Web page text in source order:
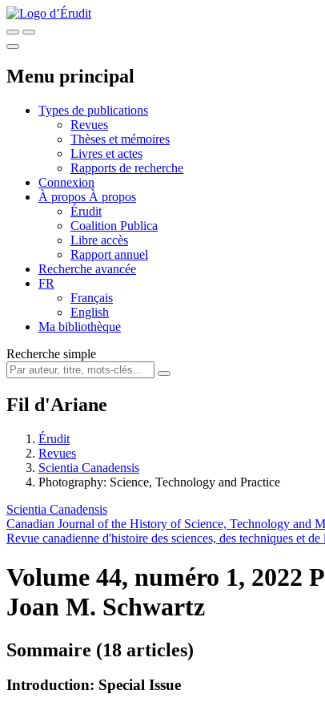
Menu principal
Types de publications
Revues
Thèses et mémoires
Livres et actes
Rapports de recherche
Connexion
À propos À propos
Érudit
Coalition Publica
Libre accès
Rapport annuel
Recherche avancée
FR
Français
English
Ma bibliothèque
Recherche simple
Fil d'Ariane
Érudit
Revues
Scientia Canadensis
Photography: Science, Technology and Practice
Scientia Canadensis
Canadian Journal of the History of Science, Technology and
Revue canadienne d'histoire des sciences, des techniques et de
Volume 44, numéro 1, 2022
Joan M. Schwartz
Sommaire (18 articles)
Introduction: Special Issue